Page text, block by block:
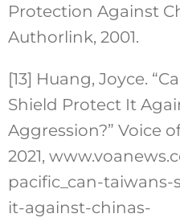
Protection Against
Authorlink, 2001.
[13] Huang, Joyce.
Shield Protect It
Aggression?” Voice
2021,
pacific_can-
it-against-chinas-